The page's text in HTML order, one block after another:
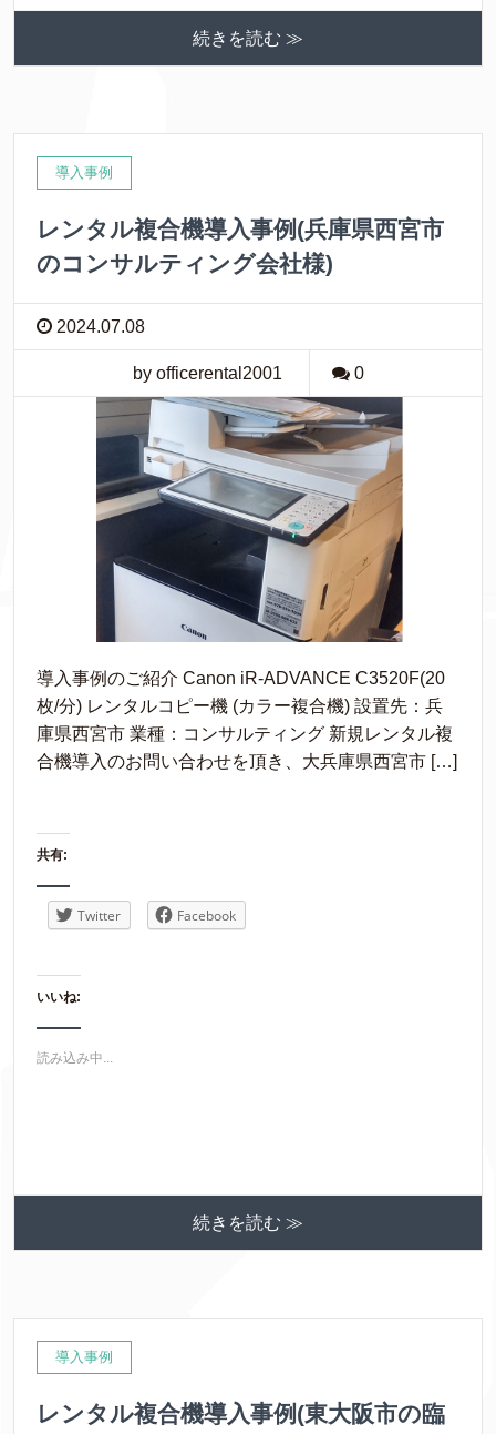
続きを読む ≫
導入事例
レンタル複合機導入事例(兵庫県西宮市
のコンサルティング会社様)
2024.07.08
by officerental2001 0
導入事例のご紹介 Canon iR-ADVANCE C3520F(20
枚/分) レンタルコピー機 (カラー複合機) 設置先：兵
庫県西宮市 業種：コンサルティング 新規レンタル複
合機導入のお問い合わせを頂き、大兵庫県西宮市 […]
共有:
Twitter Facebook
いいね:
読み込み中...
続きを読む ≫
導入事例
レンタル複合機導入事例(東大阪市の臨